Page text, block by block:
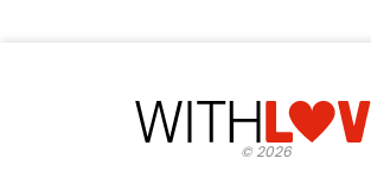
©2026